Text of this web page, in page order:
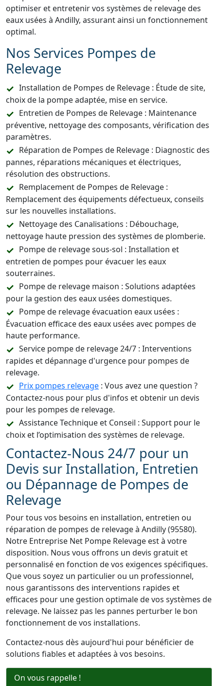
optimiser et entretenir vos systèmes de relevage des
eaux usées à Andilly, assurant ainsi un fonctionnement
optimal.
Nos Services Pompes de
Relevage
Installation de Pompes de Relevage : Étude de site,
choix de la pompe adaptée, mise en service.
Entretien de Pompes de Relevage : Maintenance
préventive, nettoyage des composants, vérification des
paramètres.
Réparation de Pompes de Relevage : Diagnostic des
pannes, réparations mécaniques et électriques,
résolution des obstructions.
Remplacement de Pompes de Relevage :
Remplacement des équipements défectueux, conseils
sur les nouvelles installations.
Nettoyage des Canalisations : Débouchage,
nettoyage haute pression des systèmes de plomberie.
Pompe de relevage sous-sol : Installation et
entretien de pompes pour évacuer les eaux
souterraines.
Pompe de relevage maison : Solutions adaptées
pour la gestion des eaux usées domestiques.
Pompe de relevage évacuation eaux usées :
Évacuation efficace des eaux usées avec pompes de
haute performance.
Service pompe de relevage 24/7 : Interventions
rapides et dépannage d'urgence pour pompes de
relevage.
Prix pompes relevage : Vous avez une question ?
Contactez-nous pour plus d'infos et obtenir un devis
pour les pompes de relevage.
Assistance Technique et Conseil : Support pour le
choix et l’optimisation des systèmes de relevage.
Contactez-Nous 24/7 pour un
Devis sur Installation, Entretien
ou Dépannage de Pompes de
Relevage
Pour tous vos besoins en installation, entretien ou
réparation de pompes de relevage à Andilly (95580).
Notre Entreprise Net Pompe Relevage est à votre
disposition. Nous vous offrons un devis gratuit et
personnalisé en fonction de vos exigences spécifiques.
Que vous soyez un particulier ou un professionnel,
nous garantissons des interventions rapides et
efficaces pour une gestion optimale de vos systèmes de
relevage. Ne laissez pas les pannes perturber le bon
fonctionnement de vos installations.
Contactez-nous dès aujourd'hui pour bénéficier de
solutions fiables et adaptées à vos besoins.
On vous rappelle !